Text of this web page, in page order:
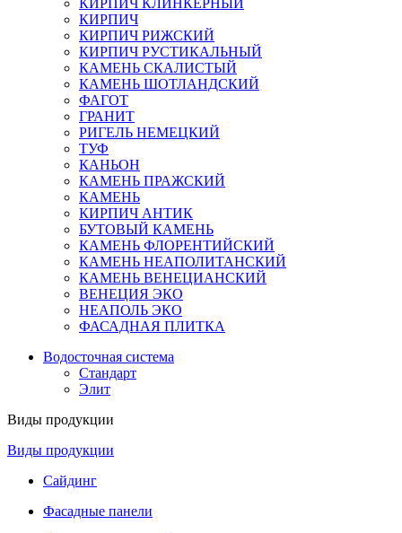
КИРПИЧ КЛИНКЕРНЫЙ
КИРПИЧ
КИРПИЧ РИЖСКИЙ
КИРПИЧ РУСТИКАЛЬНЫЙ
КАМЕНЬ СКАЛИСТЫЙ
КАМЕНЬ ШОТЛАНДСКИЙ
ФАГОТ
ГРАНИТ
РИГЕЛЬ НЕМЕЦКИЙ
ТУФ
КАНЬОН
КАМЕНЬ ПРАЖСКИЙ
КАМЕНЬ
КИРПИЧ АНТИК
БУТОВЫЙ КАМЕНЬ
КАМЕНЬ ФЛОРЕНТИЙСКИЙ
КАМЕНЬ НЕАПОЛИТАНСКИЙ
КАМЕНЬ ВЕНЕЦИАНСКИЙ
ВЕНЕЦИЯ ЭКО
НЕАПОЛЬ ЭКО
ФАСАДНАЯ ПЛИТКА
Водосточная система
Стандарт
Элит
Виды продукции
Виды продукции
Сайдинг
Фасадные панели